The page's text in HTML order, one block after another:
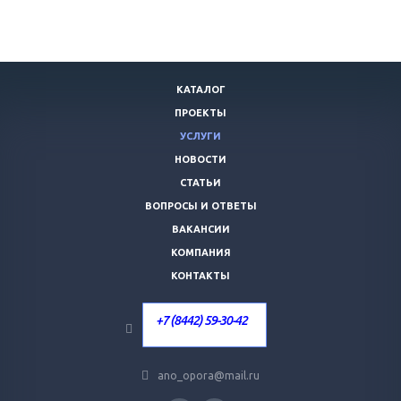
КАТАЛОГ
ПРОЕКТЫ
УСЛУГИ
НОВОСТИ
СТАТЬИ
ВОПРОСЫ И ОТВЕТЫ
ВАКАНСИИ
КОМПАНИЯ
КОНТАКТЫ
+7 (8442) 59-30-42
ano_opora@mail.ru